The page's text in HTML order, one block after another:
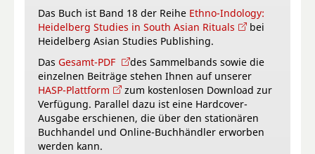
Das Buch ist Band 18 der Reihe Ethno-Indology:
Heidelberg Studies in South Asian Rituals
bei
Heidelberg Asian Studies Publishing.
Das Gesamt-PDF
des Sammelbands sowie die
einzelnen Beiträge stehen Ihnen auf unserer
HASP-Plattform
zum kostenlosen Download zur
Verfügung. Parallel dazu ist eine Hardcover-
Ausgabe erschienen, die über den stationären
Buchhandel und Online-Buchhändler erworben
werden kann.